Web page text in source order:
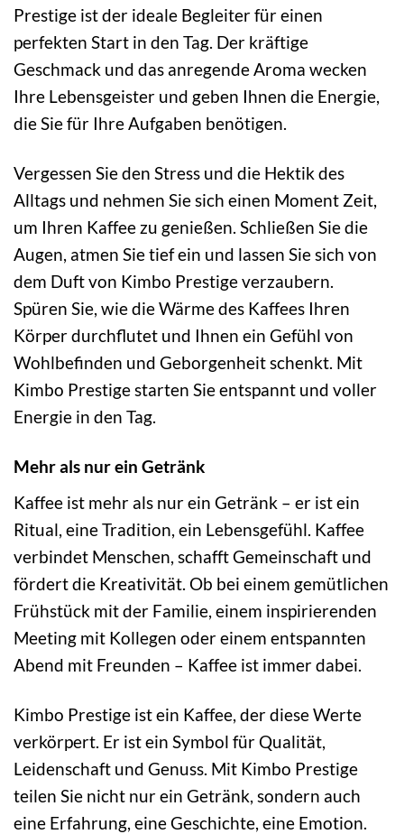
Prestige ist der ideale Begleiter für einen
perfekten Start in den Tag. Der kräftige
Geschmack und das anregende Aroma wecken
Ihre Lebensgeister und geben Ihnen die Energie,
die Sie für Ihre Aufgaben benötigen.
Vergessen Sie den Stress und die Hektik des
Alltags und nehmen Sie sich einen Moment Zeit,
um Ihren Kaffee zu genießen. Schließen Sie die
Augen, atmen Sie tief ein und lassen Sie sich von
dem Duft von Kimbo Prestige verzaubern.
Spüren Sie, wie die Wärme des Kaffees Ihren
Körper durchflutet und Ihnen ein Gefühl von
Wohlbefinden und Geborgenheit schenkt. Mit
Kimbo Prestige starten Sie entspannt und voller
Energie in den Tag.
Mehr als nur ein Getränk
Kaffee ist mehr als nur ein Getränk – er ist ein
Ritual, eine Tradition, ein Lebensgefühl. Kaffee
verbindet Menschen, schafft Gemeinschaft und
fördert die Kreativität. Ob bei einem gemütlichen
Frühstück mit der Familie, einem inspirierenden
Meeting mit Kollegen oder einem entspannten
Abend mit Freunden – Kaffee ist immer dabei.
Kimbo Prestige ist ein Kaffee, der diese Werte
verkörpert. Er ist ein Symbol für Qualität,
Leidenschaft und Genuss. Mit Kimbo Prestige
teilen Sie nicht nur ein Getränk, sondern auch
eine Erfahrung, eine Geschichte, eine Emotion.